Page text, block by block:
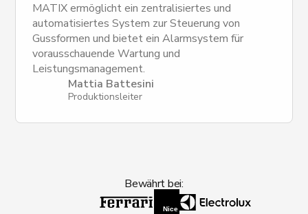
MATIX ermöglicht ein zentralisiertes und
automatisiertes System zur Steuerung von
Gussformen und bietet ein Alarmsystem für
vorausschauende Wartung und
Leistungsmanagement.
Mattia Battesini
Produktionsleiter
Bewährt bei: